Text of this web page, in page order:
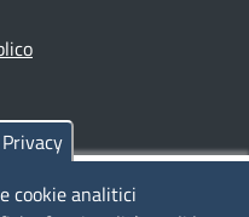
cookie analitici